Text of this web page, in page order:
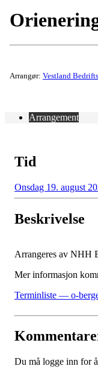
Arrangør: Vestland
Arrangement
Tid
Onsdag 19. august
Beskrivelse
Arrangeres av NHH
Mer informasjon
Terminliste — o-
Du må logge inn for